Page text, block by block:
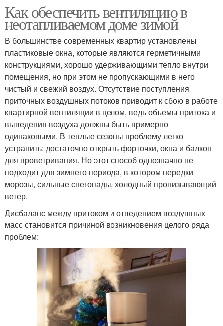
Как обеспечить вентиляцию в
неотапливаемом доме зимой
В большинстве современных квартир установлены
пластиковые окна, которые являются герметичными
конструкциями, хорошо удерживающими тепло внутри
помещения, но при этом не пропускающими в него
чистый и свежий воздух. Отсутствие поступления
приточных воздушных потоков приводит к сбою в работе
квартирной вентиляции в целом, ведь объемы притока и
выведения воздуха должны быть примерно
одинаковыми. В теплые сезоны проблему легко
устранить: достаточно открыть форточки, окна и балкон
для проветривания. Но этот способ однозначно не
подходит для зимнего периода, в котором нередки
морозы, сильные снегопады, холодный пронизывающий
ветер.
Дисбаланс между притоком и отведением воздушных
масс становится причиной возникновения целого ряда
проблем: